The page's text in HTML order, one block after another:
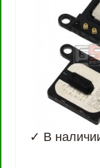
✓ В